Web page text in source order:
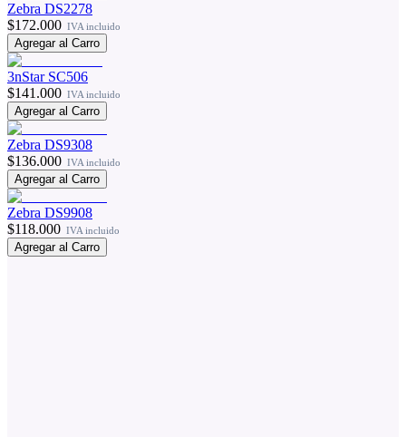
Zebra DS2278
$172.000 IVA incluido
Agregar al Carro
3nStar SC506
$141.000 IVA incluido
Agregar al Carro
Zebra DS9308
$136.000 IVA incluido
Agregar al Carro
Zebra DS9908
$118.000 IVA incluido
Agregar al Carro